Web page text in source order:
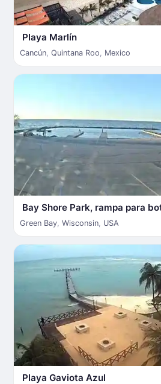
Playa Marlín
Cancún, Quintana Roo, Mexico
Bay Shore Park, rampa para
Green Bay, Wisconsin, USA
Playa Gaviota Azul